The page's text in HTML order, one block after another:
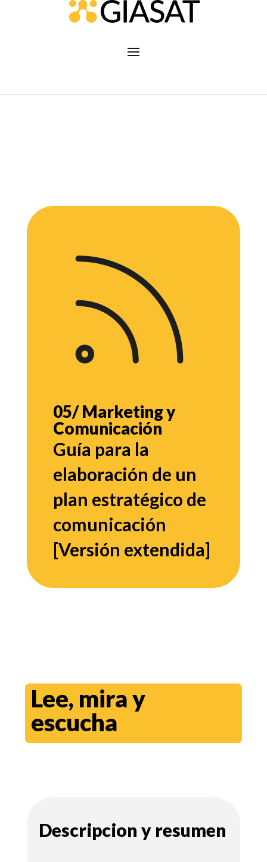
05/ Marketing y
Comunicación
Guía para la
elaboración de un
plan estratégico de
comunicación
[Versión extendida]
Lee, mira y
escucha
Descripcion y resumen